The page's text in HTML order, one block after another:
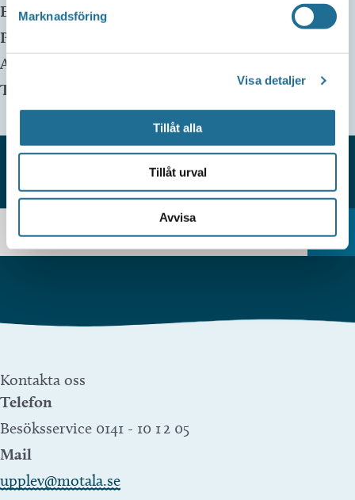
Marknadsföring
Visa detaljer
Tillåt alla
Tillåt urval
Avvisa
E-mail:
Pris:
Arrangör:
Telefonnummer arrangör:
HITTAR DU INTE VAD DU SÖKER?
Kontakta oss
Telefon
Besöksservice 0141 - 10 1 2 05
Mail
upplev@motala.se